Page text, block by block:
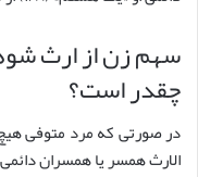
سهم زن از ارث
چقدر است؟
در صورتی که مرد متوفی
الارث همسر یا همسران دائمی او «یک چهارم»